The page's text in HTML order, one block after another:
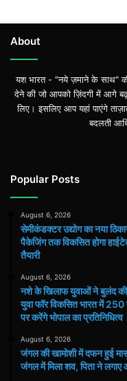
About
यश भारत - "नये ज़माने के साथ"
देने की जो आपको ज़िंदगी में आगे
लिए। इसलिए आप यहां पाएंगे
बदलती
Popular Posts
August 6, 2026
सेमीकंडक्टर उद्योग का नया
पैकेजिंग तक विकसित होगा
तैयारी
August 6, 2026
नशे के खिलाफ युवाओं ने बुलंद की
युवा फॉर विकसित भारत में
पर करेंगे भोपाल का प्रतिनिधित्व
August 6, 2026
जंगल की खामोशी में दफन हुई
जंगल में मिला शव, पिता ने लगाए